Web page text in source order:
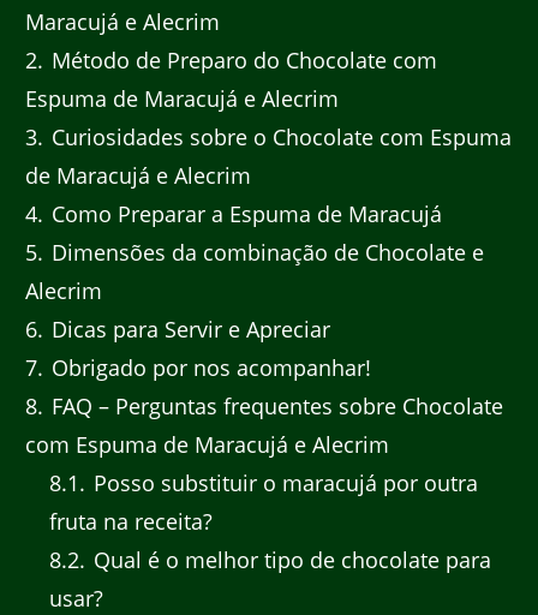
Maracujá e Alecrim
2 Método de Preparo do Chocolate com
Espuma de Maracujá e Alecrim
3 Curiosidades sobre o Chocolate com Espuma
de Maracujá e Alecrim
4 Como Preparar a Espuma de Maracujá
5 Dimensões da combinação de Chocolate e
Alecrim
6 Dicas para Servir e Apreciar
7 Obrigado por nos acompanhar!
8 FAQ – Perguntas frequentes sobre Chocolate
com Espuma de Maracujá e Alecrim
8.1
Posso substituir o maracujá por outra
fruta na receita?
8.2 Qual é o melhor tipo de chocolate para
usar?